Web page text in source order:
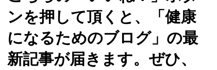
ンを押して頂くと、「健康
になるためのブログ」の最
新記事が届きます。ぜひ、